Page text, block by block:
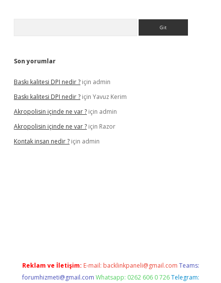
Son yorumlar
Baskı kalitesi DPI nedir ? için admin
Baskı kalitesi DPI nedir ? için Yavuz Kerim
Akropolisin içinde ne var ? için admin
Akropolisin içinde ne var ? için Razor
Kontak insan nedir ? için admin
Reklam ve İletişim: E-mail: backlinkpaneli@gmail.com Teams:
forumhizmeti@gmail.com Whatsapp: 0262 606 0 726 Telegram: